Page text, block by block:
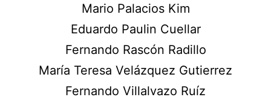
Mario Palacios Kim
Eduardo Paulin Cuellar
Fernando Rascón Radillo
María Teresa Velázquez Gutierrez
Fernando Villalvazo Ruíz